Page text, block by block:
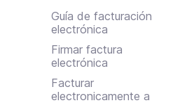
Guía de facturación
electrónica
Firmar factura
electrónica
Facturar
electronicamente a